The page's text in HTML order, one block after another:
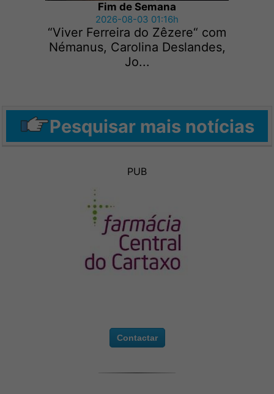
Fim de Semana
2026-08-03 01:16h
“Viver Ferreira do Zêzere“ com
Némanus, Carolina Deslandes,
Jo...
Pesquisar mais notícias
PUB
Contactar